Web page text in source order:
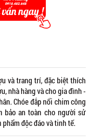
và trang trí, đặc biệt thích
nhà hàng và cho gia đình -
Chóe đắp nổi chim công
bảo an toàn cho người sử
độc đáo và tinh tế.